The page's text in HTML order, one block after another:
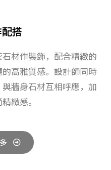
搭
材作裝飾，配合精緻的
高雅質感。設計師同時
牆身石材互相呼應，加
緻感。